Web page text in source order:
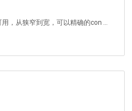
，从狭窄到宽，可以精确的con ...